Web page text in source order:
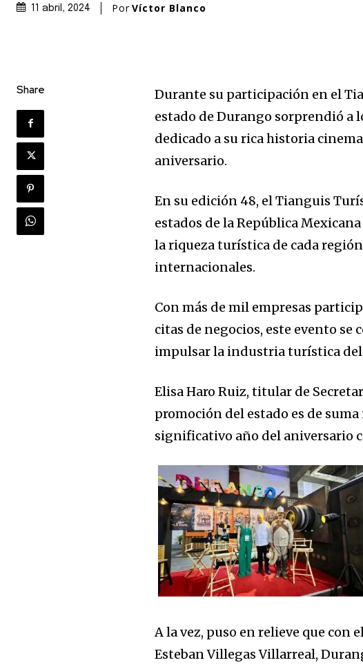
11 abril, 2024 PorVíctor Blanco
Share
Durante su participación en el
estado de Durango sorprendió a
dedicado a su rica historia
aniversario.
En su edición 48, el Tianguis
estados de la República
la riqueza turística de cada
internacionales.
Con más de mil empresas
citas de negocios, este evento se
impulsar la industria turística del
Elisa Haro Ruiz, titular de
promoción del estado es de
significativo año del aniversario
A la vez, puso en relieve que con
Esteban Villegas Villarreal,